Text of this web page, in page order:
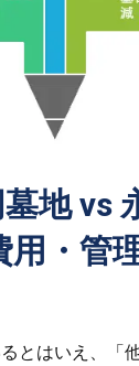
墓地 vs
用・管
とはいえ、「